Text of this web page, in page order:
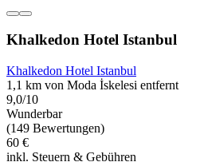
Khalkedon Hotel Istanbul
Khalkedon Hotel Istanbul
1,1 km von Moda İskelesi entfernt
9,0/10
Wunderbar
(149 Bewertungen)
60 €
inkl. Steuern & Gebühren